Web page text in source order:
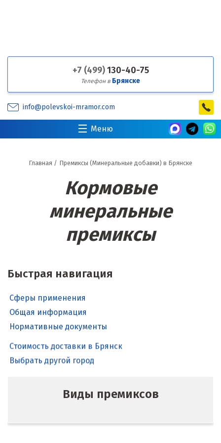
+7 (499)130-40-75
Телефон в Брянске
info@polevskoi-mramor.com
Меню
Главная / Премиксы (Минеральные добавки) в Брянске
Кормовые
минеральные
премиксы
Быстрая навигация
Сферы применения
Общая информация
Нормативные документы
Стоимость доставки в Брянск
Выбрать другой город
Виды премиксов